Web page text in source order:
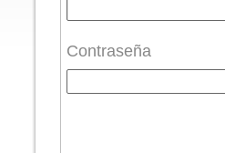
Contraseña